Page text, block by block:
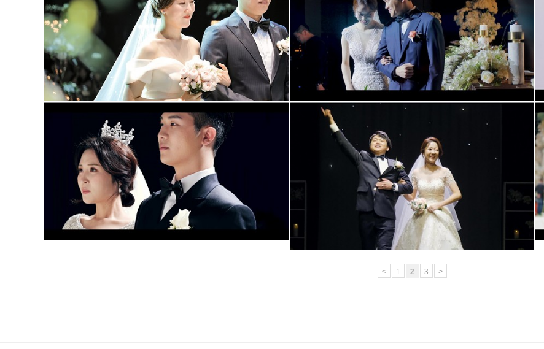
더빈웨딩컨벤션 (대표2인촬영) 청주 메리다웨딩컨벤션 (메인실장,2인촬영)
이천 아모르컨벤션 웨딩홀(부대표촬영)
대전bmk웨딩홀 (대표촬영)
< 1 2 3 >